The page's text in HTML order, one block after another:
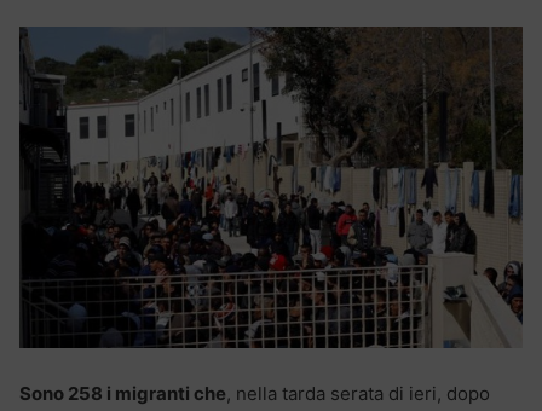
Sono 258 i migranti che, nella tarda serata di ieri, dopo